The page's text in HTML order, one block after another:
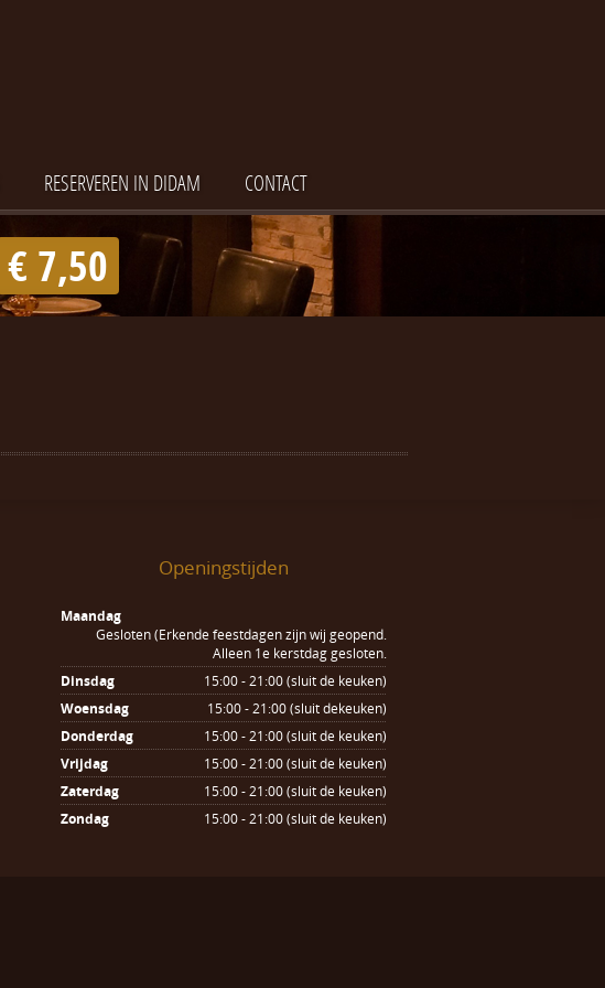
RESERVEREN IN DIDAM CONTACT
€ 7,50
Openingstijden
Maandag
Gesloten (Erkende feestdagen zijn wij geopend.
Alleen 1e kerstdag gesloten.
Dinsdag
15:00 - 21:00 (sluit de keuken)
Woensdag
15:00 - 21:00 (sluit dekeuken)
Donderdag
15:00 - 21:00 (sluit de keuken)
Vrijdag
15:00 - 21:00 (sluit de keuken)
Zaterdag
15:00 - 21:00 (sluit de keuken)
Zondag
15:00 - 21:00 (sluit de keuken)